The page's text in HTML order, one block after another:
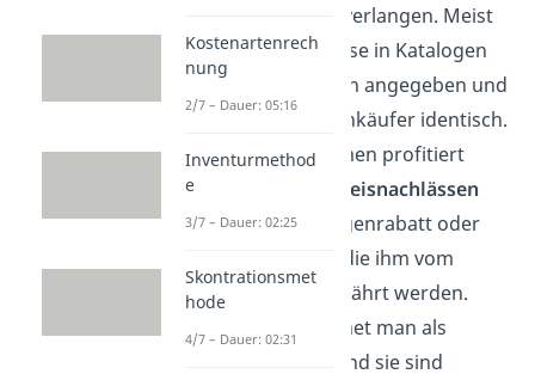
angeben und verlangen. Meist
sind diese Preise in Katalogen
oder Preislisten angegeben und
sind für alle Einkäufer identisch.
Ein Unternehmen profitiert
Preisnachlässen
(wie z. B. Mengenrabatt oder
Treuerabatt), die ihm vom
Verkäufer gewährt werden.
Diese bezeichnet man als
und sie sind
Kostenartenrech
nung
2/7 – Dauer: 05:16
Inventurmethod
e
3/7 – Dauer: 02:25
Skontrationsmet
hode
4/7 – Dauer: 02:31